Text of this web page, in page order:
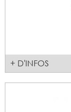
+ D'INFOS